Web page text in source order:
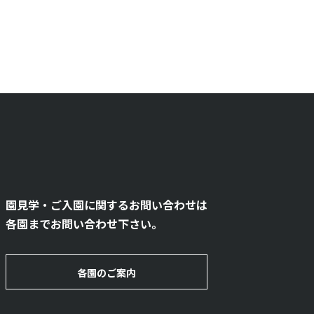
園見学・ご入園に関するお問い合わせは
各園までお問い合わせ下さい。
各園のご案内